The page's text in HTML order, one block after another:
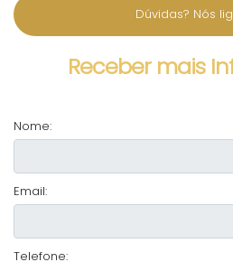
Dúvidas? Nós
Receber mais
Nome:
Email:
Telefone: